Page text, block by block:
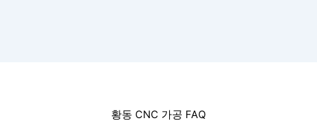
황동 CNC 가공 FAQ